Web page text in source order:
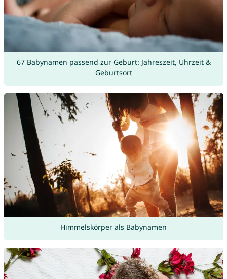
67 Babynamen passend zur Geburt: Jahreszeit, Uhrzeit &
Geburtsort
Himmelskörper als Babynamen